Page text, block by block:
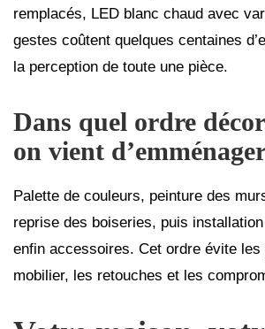
remplacés, LED blanc chaud avec
gestes coûtent quelques centaines
la perception de toute une pièce.
Dans quel ordre
on vient
Palette de couleurs, peinture des
reprise des boiseries, puis
enfin accessoires. Cet ordre évite les
mobilier, les retouches et les